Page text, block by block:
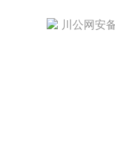
川公网安